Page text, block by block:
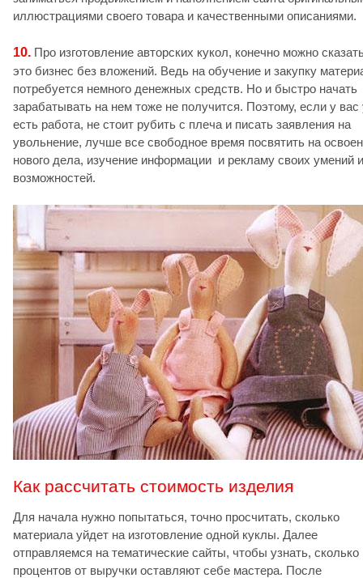
иллюстрациями своего товара и качественными описаниями.
10. Про изготовление авторских кукол, конечно можно
это бизнес без вложений. Ведь на обучение и закупку
потребуется немного денежных средств. Но и быстро начать
зарабатывать на нем тоже не получится. Поэтому, если у вас
есть работа, не стоит рубить с плеча и писать заявления на
увольнение, лучше все свободное время посвятить на
нового дела, изучение информации и рекламу своих умений и
возможностей.
Как рассчитать стоимость изделия
Для начала нужно попытаться, точно просчитать, сколько
материала уйдет на изготовление одной куклы. Далее
отправляемся на тематические сайты, чтобы узнать, сколько
процентов от выручки оставляют себе мастера. После